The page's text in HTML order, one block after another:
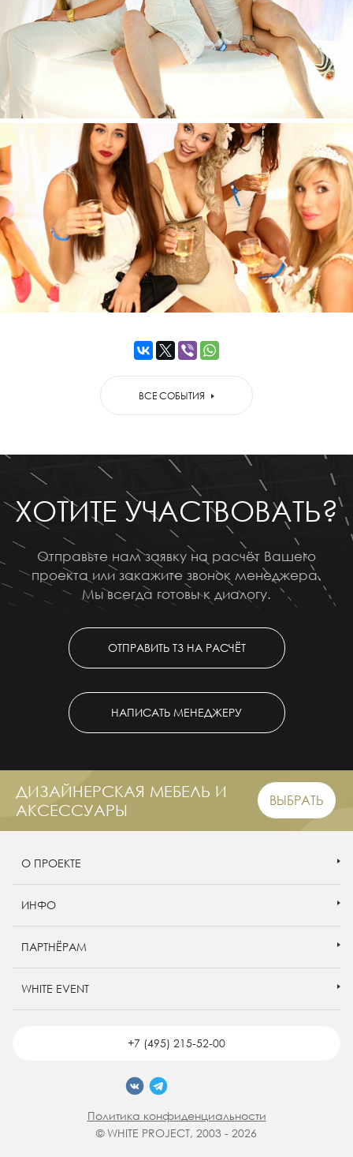
ВСЕ СОБЫТИЯ
ХОТИТЕ УЧАСТВОВАТЬ?
Отправьте нам заявку на расчёт Вашего
проекта или закажите звонок менеджера.
Мы всегда готовы к диалогу.
ОТПРАВИТЬ ТЗ НА РАСЧЁТ
НАПИСАТЬ МЕНЕДЖЕРУ
ДИЗАЙНЕРСКАЯ МЕБЕЛЬ И
АКСЕССУАРЫ
ВЫБРАТЬ
О ПРОЕКТЕ
ИНФО
ПАРТНЁРАМ
WHITE EVENT
+7 (495) 215-52-00
Политика конфиденциальности
© WHITE PROJECT, 2003 - 2026